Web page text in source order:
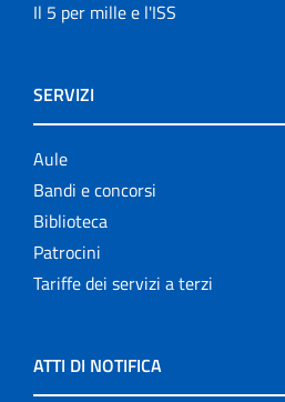
Il 5 per mille e l'ISS
SERVIZI
Aule
Bandi e concorsi
Biblioteca
Patrocini
Tariffe dei servizi a terzi
ATTI DI NOTIFICA